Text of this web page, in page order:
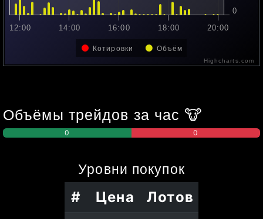
Котировки Объём
12:00 14:00 16:00 18:00 20:00
0
Highcharts.com
Объёмы трейдов за час 🐮
0 0
Уровни покупок
# Цена
Лотов